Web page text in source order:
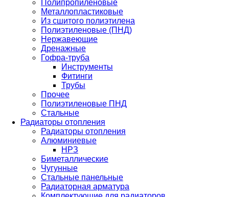
Полипропиленовые
Металлопластиковые
Из сшитого полиэтилена
Полиэтиленовые (ПНД)
Нержавеющие
Дренажные
Гофра-труба
Инструменты
Фитинги
Трубы
Прочее
Полиэтиленовые ПНД
Стальные
Радиаторы отопления
Радиаторы отопления
Алюминиевые
НРЗ
Биметаллические
Чугунные
Стальные панельные
Радиаторная арматура